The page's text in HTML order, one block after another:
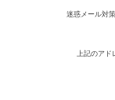
迷惑メール対
上記のアド